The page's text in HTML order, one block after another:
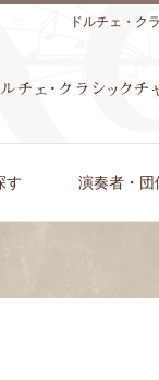
ドルチェ・ク
す 演奏者・団